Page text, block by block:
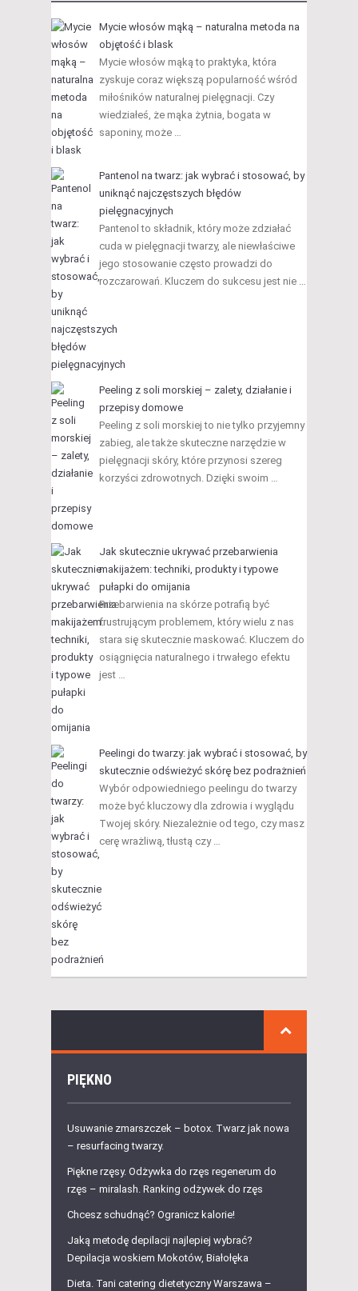
Mycie włosów mąką – naturalna metoda na
objętość i blask
Mycie włosów mąką to praktyka, która
zyskuje coraz większą popularność wśród
miłośników naturalnej pielęgnacji. Czy
wiedziałeś, że mąka żytnia, bogata w
saponiny, może …
Pantenol na twarz: jak wybrać i stosować, by
uniknąć najczęstszych błędów
pielęgnacyjnych
Pantenol to składnik, który może zdziałać
cuda w pielęgnacji twarzy, ale niewłaściwe
jego stosowanie często prowadzi do
rozczarowań. Kluczem do sukcesu jest nie …
Peeling z soli morskiej – zalety, działanie i
przepisy domowe
Peeling z soli morskiej to nie tylko przyjemny
zabieg, ale także skuteczne narzędzie w
pielęgnacji skóry, które przynosi szereg
korzyści zdrowotnych. Dzięki swoim …
Jak skutecznie ukrywać przebarwienia
makijażem: techniki, produkty i typowe
pułapki do omijania
Przebarwienia na skórze potrafią być
frustrującym problemem, który wielu z nas
stara się skutecznie maskować. Kluczem do
osiągnięcia naturalnego i trwałego efektu
jest …
Peelingi do twarzy: jak wybrać i stosować, by
skutecznie odświeżyć skórę bez podrażnień
Wybór odpowiedniego peelingu do twarzy
może być kluczowy dla zdrowia i wyglądu
Twojej skóry. Niezależnie od tego, czy masz
cerę wrażliwą, tłustą czy …
PIĘKNO
Usuwanie zmarszczek – botox. Twarz jak nowa
– resurfacing twarzy.
Piękne rzęsy. Odżywka do rzęs regenerum do
rzęs – miralash. Ranking odżywek do rzęs
Chcesz schudnąć? Ogranicz kalorie!
Jaką metodę depilacji najlepiej wybrać?
Depilacja woskiem Mokotów, Białołęka
Dieta. Tani catering dietetyczny Warszawa –